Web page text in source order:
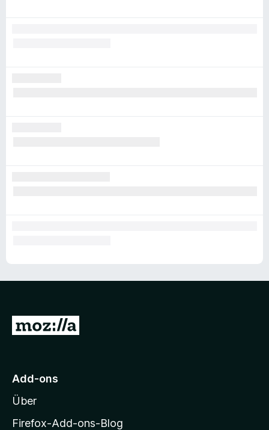
Z
M
z
i
Add-ons
Über
Firefox-Add-ons-Blog